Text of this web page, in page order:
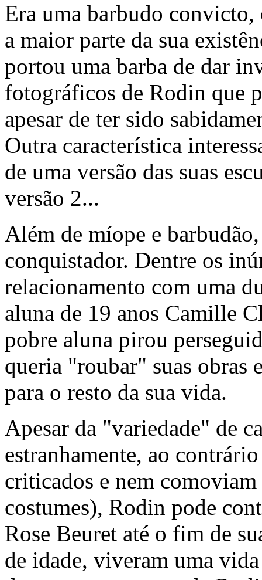
Era uma barbudo convicto,
a maior parte da sua
portou uma barba de dar
fotográficos de Rodin que
apesar de ter sido
Outra característica
de uma versão das suas
versão 2...
Além de míope e
conquistador. Dentre os
relacionamento com uma
aluna de 19 anos Camille
pobre aluna pirou
queria "roubar" suas obras
para o resto da sua vida.
Apesar da "variedade" de
estranhamente, ao
criticados e nem
costumes), Rodin pode
Rose Beuret até o fim de
de idade, viveram uma